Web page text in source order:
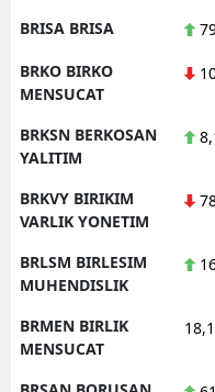
BRISA BRISA
BRKO BIRKO
MENSUCAT
BRKSN BERKOSAN
YALITIM
BRKVY BIRIKIM
VARLIK YONETIM
BRLSM BIRLESIM
MUHENDISLIK
BRMEN BIRLIK
MENSUCAT